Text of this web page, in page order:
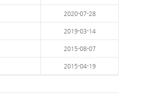
2020-07-28
2019-03-14
2015-08-07
2015-04-19